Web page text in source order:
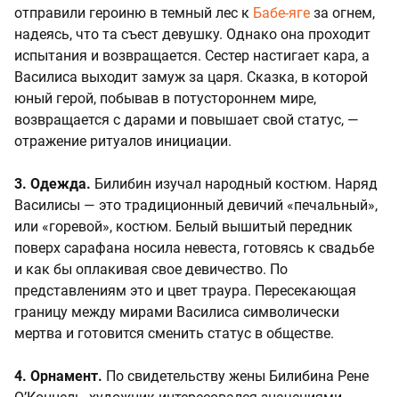
отправили героиню в темный лес к Бабе-яге за огнем,
надеясь, что та съест девушку. Однако она проходит
испытания и возвращается. Сестер настигает кара, а
Василиса выходит замуж за царя. Сказка, в которой
юный герой, побывав в потустороннем мире,
возвращается с дарами и повышает свой статус, —
отражение ритуалов инициации.
3. Одежда. Билибин изучал народный костюм. Наряд
Василисы — это традиционный девичий «печальный»,
или «горевой», костюм. Белый вышитый передник
поверх сарафана носила невеста, готовясь к свадьбе
и как бы оплакивая свое девичество. По
представлениям это и цвет траура. Пересекающая
границу между мирами Василиса символически
мертва и готовится сменить статус в обществе.
4. Орнамент. По свидетельству жены Билибина Рене